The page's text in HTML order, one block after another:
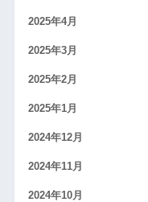
2025年4月
2025年3月
2025年2月
2025年1月
2024年12月
2024年11月
2024年10月